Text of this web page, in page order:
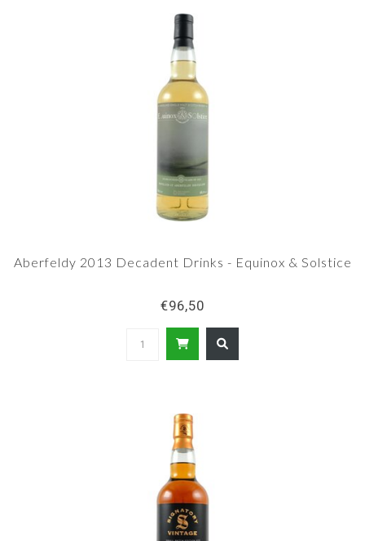
Aberfeldy 2013 Decadent Drinks - Equinox & Solstice
€96,50